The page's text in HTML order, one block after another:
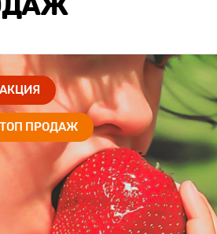
АКЦИЯ
ТОП ПРОДАЖ